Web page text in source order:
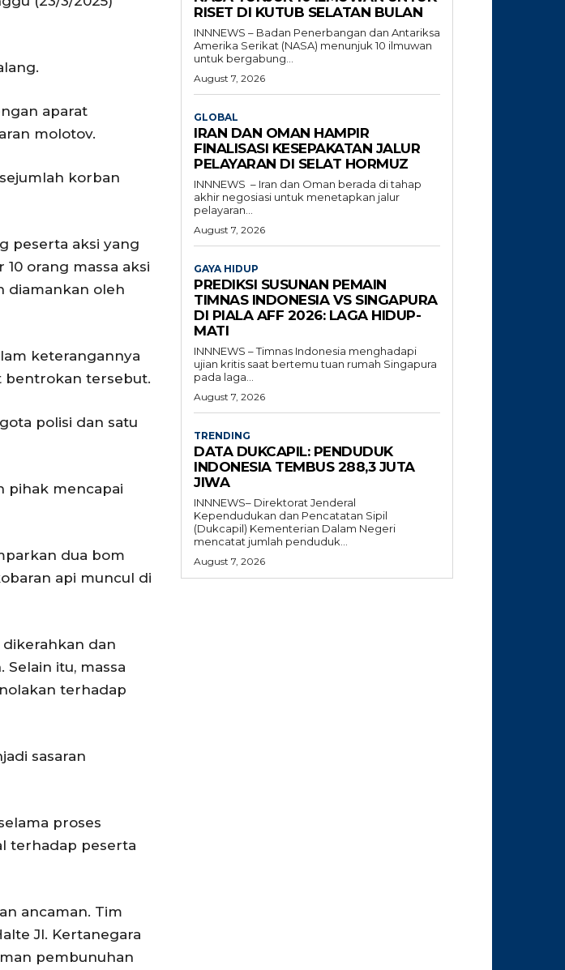
aparat
molotov.
korban
peserta aksi yang
orang massa aksi
diamankan oleh
keterangannya
bentrokan tersebut.
polisi dan satu
pihak mencapai
dua bom
api muncul di
dikerahkan dan
itu, massa
terhadap
sasaran
proses
terhadap peserta
ancaman. Tim
Jl. Kertanegara
pembunuhan
RISET DI KUTUB SELATAN BULAN
INNNEWS – Badan Penerbangan dan Antariksa
Amerika Serikat (NASA) menunjuk 10 ilmuwan
untuk bergabung...
August 7, 2026
GLOBAL
IRAN DAN OMAN HAMPIR
FINALISASI KESEPAKATAN JALUR
PELAYARAN DI SELAT HORMUZ
INNNEWS – Iran dan Oman berada di tahap
akhir negosiasi untuk menetapkan jalur
pelayaran...
August 7, 2026
GAYA HIDUP
PREDIKSI SUSUNAN PEMAIN
TIMNAS INDONESIA VS SINGAPURA
DI PIALA AFF 2026: LAGA HIDUP-
MATI
INNNEWS – Timnas Indonesia menghadapi
ujian kritis saat bertemu tuan rumah Singapura
pada laga...
August 7, 2026
TRENDING
DATA DUKCAPIL: PENDUDUK
INDONESIA TEMBUS 288,3 JUTA
JIWA
INNNEWS– Direktorat Jenderal
Kependudukan dan Pencatatan Sipil
(Dukcapil) Kementerian Dalam Negeri
mencatat jumlah penduduk...
August 7, 2026